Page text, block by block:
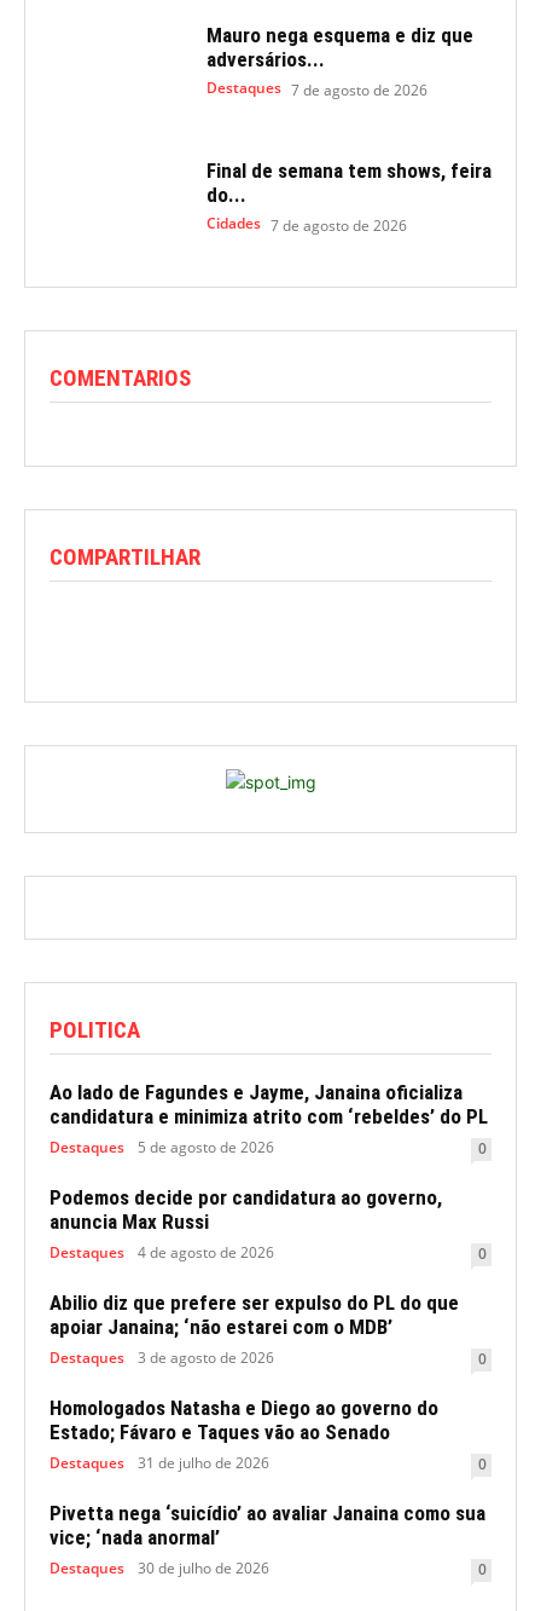
Mauro nega esquema e diz que
adversários...
Destaques 7 de agosto de 2026
Final de semana tem shows, feira
do...
Cidades 7 de agosto de 2026
COMENTARIOS
COMPARTILHAR
POLITICA
Ao lado de Fagundes e Jayme, Janaina oficializa
candidatura e minimiza atrito com ‘rebeldes’ do PL
Destaques 5 de agosto de 2026 0
Podemos decide por candidatura ao governo,
anuncia Max Russi
Destaques 4 de agosto de 2026 0
Abilio diz que prefere ser expulso do PL do que
apoiar Janaina; ‘não estarei com o MDB’
Destaques 3 de agosto de 2026 0
Homologados Natasha e Diego ao governo do
Estado; Fávaro e Taques vão ao Senado
Destaques 31 de julho de 2026 0
Pivetta nega ‘suicídio’ ao avaliar Janaina como sua
vice; ‘nada anormal’
Destaques 30 de julho de 2026 0